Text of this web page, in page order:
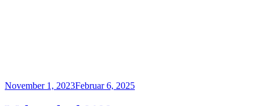
Veröffentlicht
November 1, 2023Februar 6, 2025